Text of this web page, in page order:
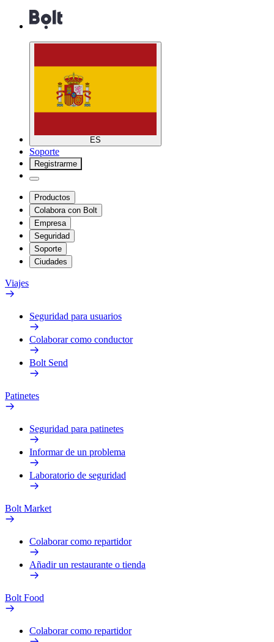
ES
Soporte
Registrarme
Productos
Colabora con Bolt
Empresa
Seguridad
Soporte
Ciudades
Viajes
Seguridad para usuarios
Colaborar como conductor
Bolt Send
Patinetes
Seguridad para patinetes
Informar de un problema
Laboratorio de seguridad
Bolt Market
Colaborar como repartidor
Añadir un restaurante o tienda
Bolt Food
Colaborar como repartidor